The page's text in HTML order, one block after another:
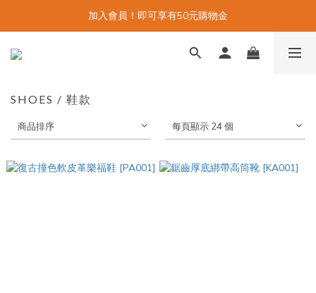
加入會員！即可享有50元購物金
SHOES / 鞋款
商品排序 每頁顯示 24 個